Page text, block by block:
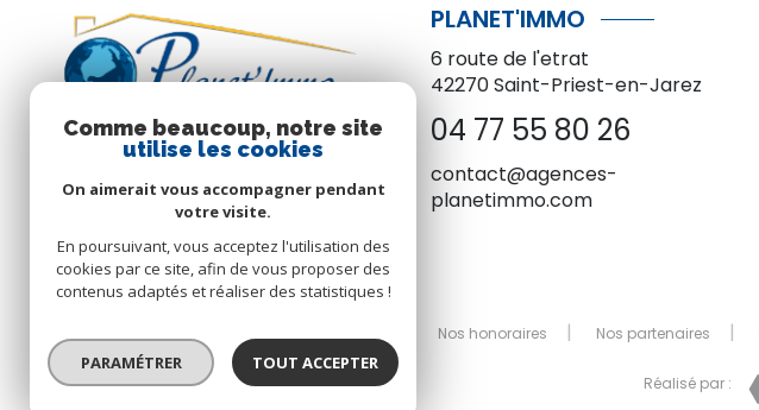
PLANET'IMMO
6 route de l'etrat
42270Saint-Priest-en-Jarez
04 77 55 80 26
contact@agences-
planetimmo.com
Nos honoraires Nos partenaires
Réalisé par :
Comme beaucoup, notre site
utilise les cookies
On aimerait vous accompagner pendant
votre visite.
En poursuivant, vous acceptez l'utilisation des
cookies par ce site, afin de vous proposer des
contenus adaptés et réaliser des statistiques !
PARAMÉTRER TOUT ACCEPTER